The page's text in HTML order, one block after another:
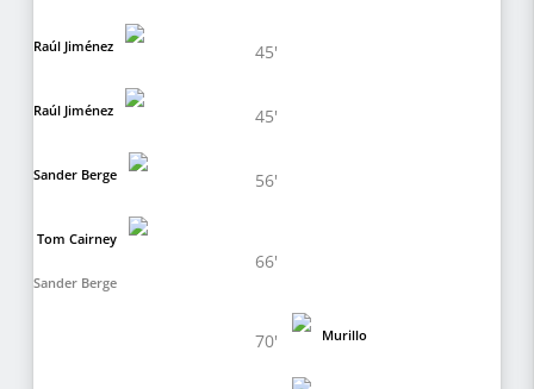
Raúl Jiménez 45'
Raúl Jiménez 45'
Sander Berge 56'
Sander Berge
Tom Cairney
66'
70' Murillo